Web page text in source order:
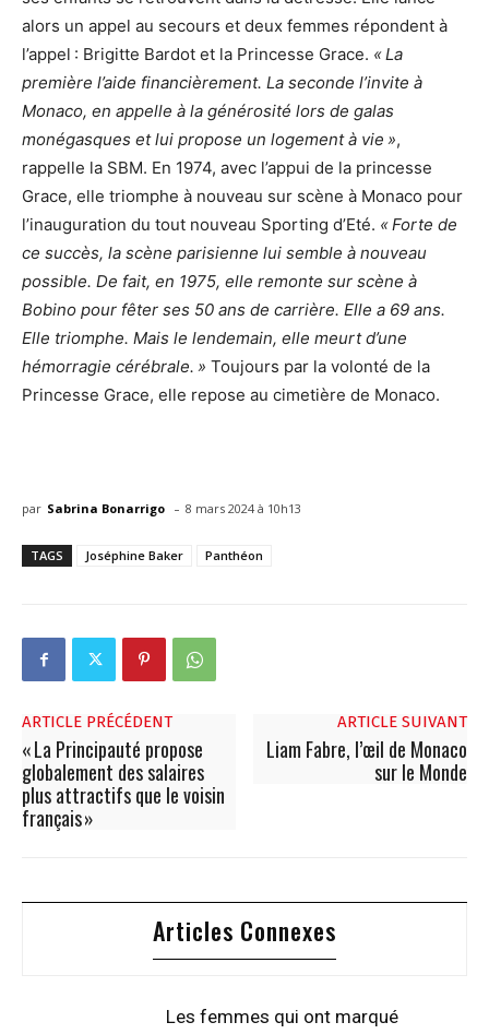
alors un appel au secours et deux femmes répondent à
l’appel : Brigitte Bardot et la Princesse Grace. «La
première l’aide financièrement. La seconde l’invite à
Monaco, en appelle à la générosité lors de galas
monégasques et lui propose un logement à vie »,
rappelle la SBM. En 1974, avec l’appui de la princesse
Grace, elle triomphe à nouveau sur scène à Monaco pour
l’inauguration du tout nouveau Sporting d’Eté. «Forte de
ce succès, la scène parisienne lui semble à nouveau
possible. De fait, en 1975, elle remonte sur scène à
Bobino pour fêter ses 50 ans de carrière. Elle a 69 ans.
Elle triomphe. Mais le lendemain, elle meurt d’une
hémorragie cérébrale. » Toujours par la volonté de la
Princesse Grace, elle repose au cimetière de Monaco.
par Sabrina Bonarrigo - 8 mars 2024 à 10h13
TAGS Joséphine Baker Panthéon
ARTICLE PRÉCÉDENT
« La Principauté propose
globalement des salaires
plus attractifs que le voisin
français »
ARTICLE SUIVANT
Liam Fabre, l’œil de Monaco
sur le Monde
Articles Connexes
Les femmes qui ont marqué